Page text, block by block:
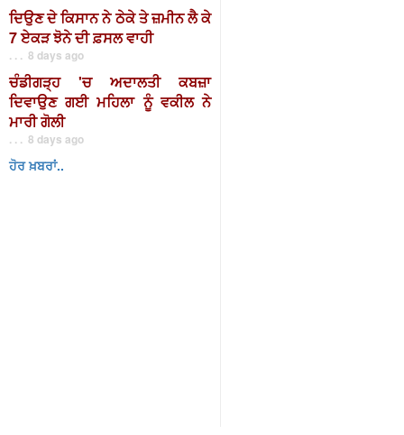
ਦਿਉਣ ਦੇ ਕਿਸਾਨ ਨੇ ਠੇਕੇ ਤੇ ਜ਼ਮੀਨ ਲੈ ਕੇ
7 ਏਕੜ ਝੋਨੇ ਦੀ ਫ਼ਸਲ ਵਾਹੀ
. . . 8 days ago
ਚੰਡੀਗੜ੍ਹ 'ਚ ਅਦਾਲਤੀ ਕਬਜ਼ਾ
ਦਿਵਾਉਣ ਗਈ ਮਹਿਲਾ ਨੂੰ ਵਕੀਲ ਨੇ
ਮਾਰੀ ਗੋਲੀ
. . . 8 days ago
ਹੋਰ ਖ਼ਬਰਾਂ..